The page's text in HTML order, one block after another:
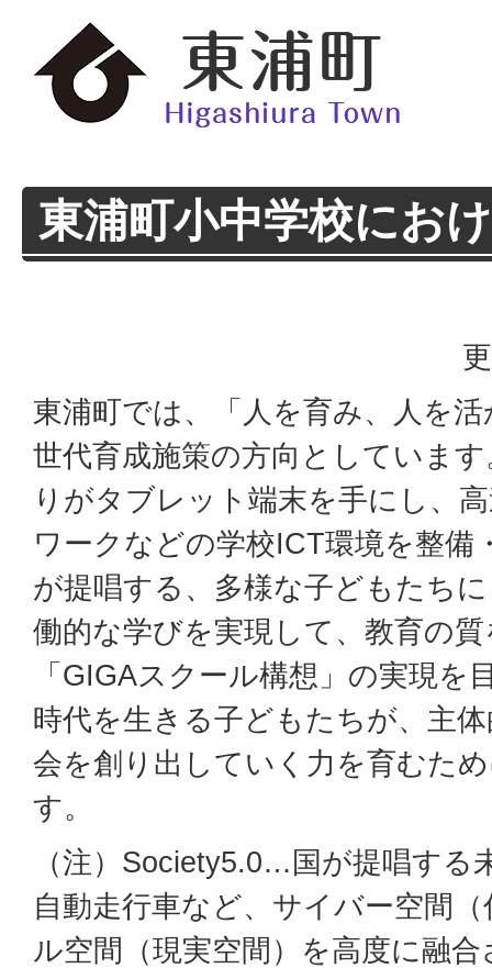
東浦町小中学校にお
東浦町では、「人を育み、人を
世代育成施策の方向としていま
りがタブレット端末を手にし、
ワークなどの学校ICT環境を整備
が提唱する、多様な子どもたち
働的な学びを実現して、教育の
「GIGAスクール構想」の実現を
時代を生きる子どもたちが、主
会を創り出していく力を育むた
す。
（注）Society5.0…国が提唱する
自動走行車など、サイバー空間
ル空間（現実空間）を高度に融